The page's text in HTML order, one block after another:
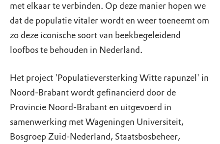
met elkaar te verbinden. Op deze manier hopen we
dat de populatie vitaler wordt en weer toeneemt om
zo deze iconische soort van beekbegeleidend
loofbos te behouden in Nederland.
Het project 'Populatieversterking Witte rapunzel' in
Noord-Brabant wordt gefinancierd door de
Provincie Noord-Brabant en uitgevoerd in
samenwerking met Wageningen Universiteit,
Bosgroep Zuid-Nederland, Staatsbosbeheer,